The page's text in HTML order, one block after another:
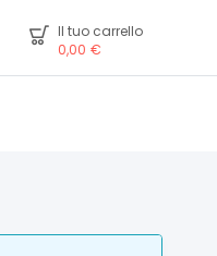
Il tuo carrello
0,00 €